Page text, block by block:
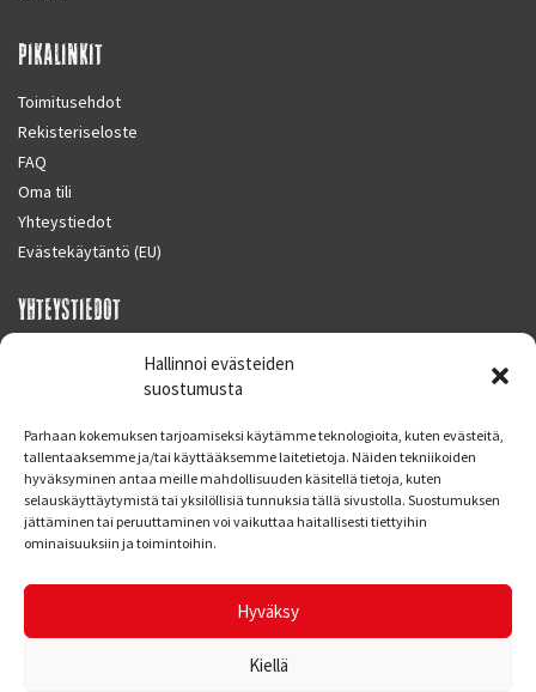
Hallinnoi evästeiden
suostumusta
Parhaan kokemuksen tarjoamiseksi käytämme teknologioita, kuten evästeitä,
tallentaaksemme ja/tai käyttääksemme laitetietoja. Näiden tekniikoiden
hyväksyminen antaa meille mahdollisuuden käsitellä tietoja, kuten
selauskäyttäytymistä tai yksilöllisiä tunnuksia tällä sivustolla. Suostumuksen
jättäminen tai peruuttaminen voi vaikuttaa haitallisesti tiettyihin
ominaisuuksiin ja toimintoihin.
Hyväksy
Kiellä
PIKALINKIT
Toimitusehdot
Rekisteriseloste
FAQ
Oma tili
Yhteystiedot
Evästekäytäntö (EU)
YHTEYSTIEDOT
SUPERMOTO CENTER
Finland
Puh. 09 221 7088
info at supermotocenter.fi
Maanantai - Tiistai 09.00 - 17.00